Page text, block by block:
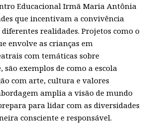
Educacional Irmã Maria Antônia
que incentivam a convivência
diferentes realidades. Projetos como o
envolve as crianças em
com temáticas sobre
exemplos de como a escola
com arte, cultura e valores
amplia a visão de mundo
para lidar com as diversidades
consciente e responsável.